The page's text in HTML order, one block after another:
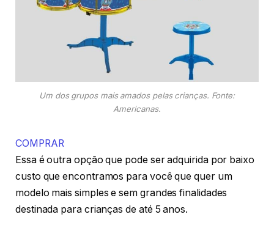
Um dos grupos mais amados pelas crianças. Fonte:
Americanas.
COMPRAR
Essa é outra opção que pode ser adquirida por baixo
custo que encontramos para você que quer um
modelo mais simples e sem grandes finalidades
destinada para crianças de até 5 anos.